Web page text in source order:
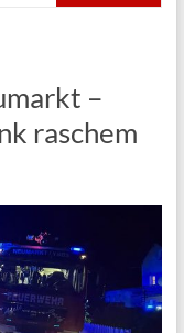
–
raschem